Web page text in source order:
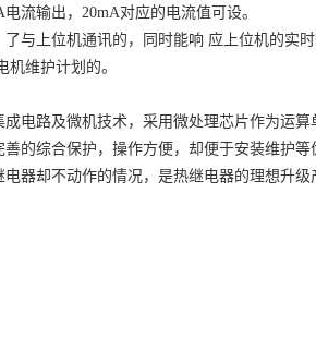
电流输出，20mA对应的电流值可设。
与上位机通讯的，同时能响 应上位机的实
机维护计划的。
电路及微机技术，采用微处理芯片作为运
善的综合保护，操作方便，却便于安装维护
器却不动作的情况，是热继电器的理想升级